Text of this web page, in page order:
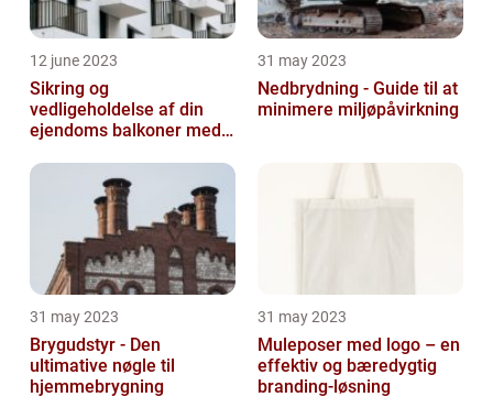
12 june 2023
Sikring og
vedligeholdelse af din
ejendoms balkoner med
31 may 2023
Nedbrydning - Guide til at
minimere miljøpåvirkning
31 may 2023
Brygudstyr - Den
ultimative nøgle til
hjemmebrygning
31 may 2023
Muleposer med logo – en
effektiv og bæredygtig
branding-løsning